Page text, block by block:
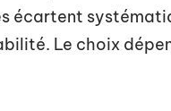
écartent
Le choix